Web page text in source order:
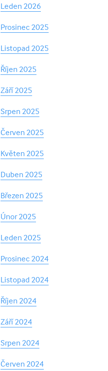
Leden 2026
Prosinec 2025
Listopad 2025
Říjen 2025
Září 2025
Srpen 2025
Červen 2025
Květen 2025
Duben 2025
Březen 2025
Únor 2025
Leden 2025
Prosinec 2024
Listopad 2024
Říjen 2024
Září 2024
Srpen 2024
Červen 2024